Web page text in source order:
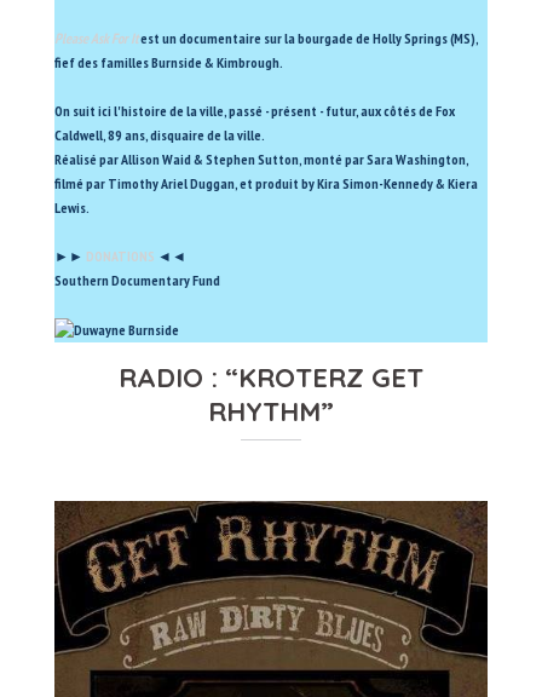
Please Ask For Itest un documentaire sur la bourgade de Holly Springs (MS),
fief des familles Burnside & Kimbrough.
On suit ici l'histoire de la ville, passé - présent - futur, aux côtés de Fox
Caldwell, 89 ans, disquaire de la ville.
Réalisé par Allison Waid & Stephen Sutton, monté par Sara Washington,
filmé par Timothy Ariel Duggan, et produit by Kira Simon-Kennedy & Kiera
Lewis.
►► DONATIONS ◄◄
Southern Documentary Fund
RADIO : “KROTERZ GET
RHYTHM”